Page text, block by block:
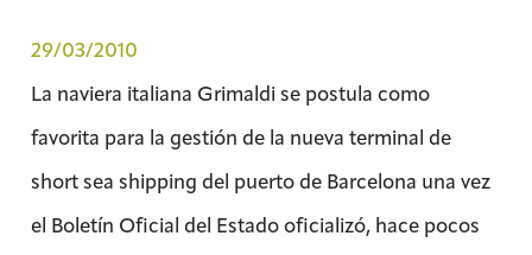
29/03/2010
La naviera italiana Grimaldi se postula como
favorita para la gestión de la nueva terminal de
short sea shipping del puerto de Barcelona una vez
el Boletín Oficial del Estado oficializó, hace pocos